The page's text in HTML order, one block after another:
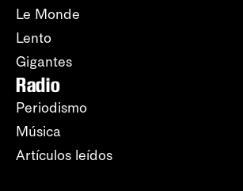
Le Monde
Lento
Gigantes
Radio
Periodismo
Música
Artículos leídos